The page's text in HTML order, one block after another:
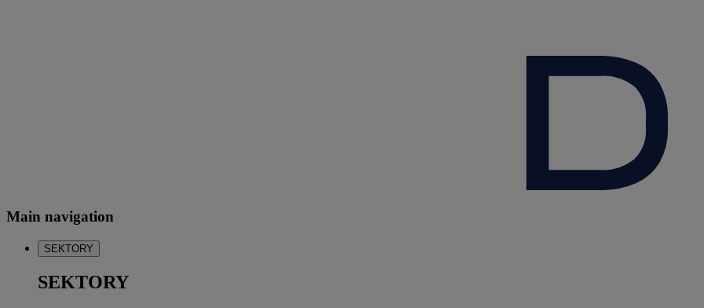
Main navigation
SEKTORY
SEKTORY